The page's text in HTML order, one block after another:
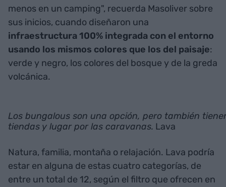
menos en un camping", recuerda Masoliver sobre
sus inicios, cuando diseñaron una
infraestructura 100% integrada con el entorno
usando los mismos colores que los del paisaje:
verde y negro, los colores del bosque y de la greda
volcánica.
Los bungalous son una opción, pero también
tiendas y lugar por las caravanas. Lava
Natura, familia, montaña o relajación. Lava podría
estar en alguna de estas cuatro categorías, de
entre un total de 12, según el filtro que ofrecen en